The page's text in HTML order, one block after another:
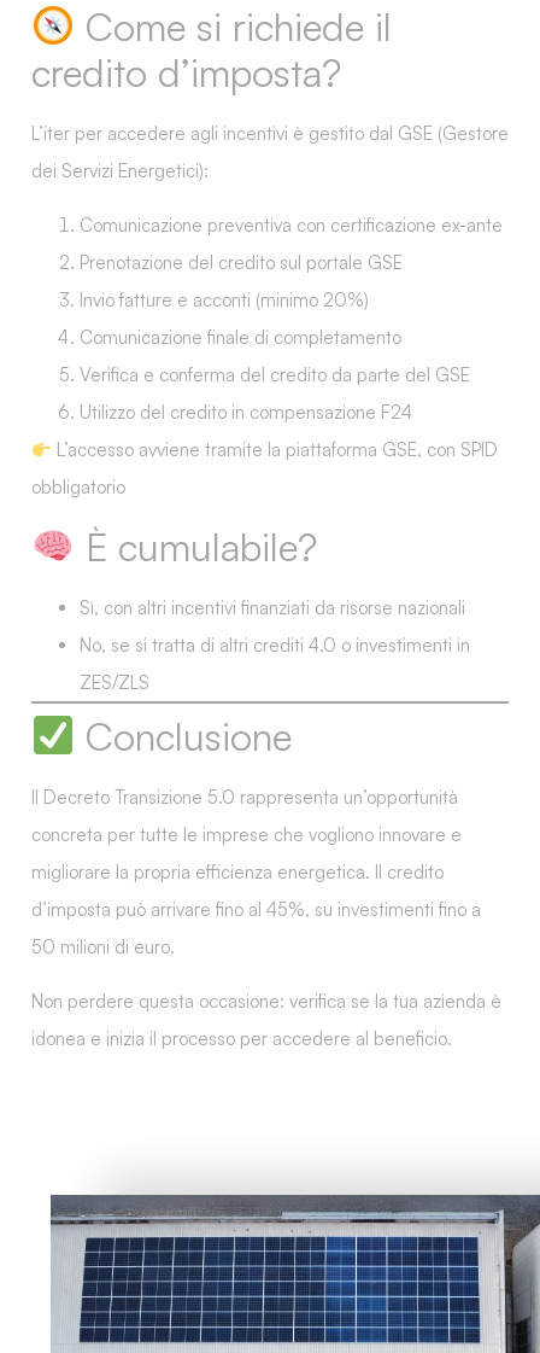
Come si richiede il
credito d’imposta?
L’iter per accedere agli incentivi è gestito dal GSE (Gestore
dei Servizi Energetici):
Comunicazione preventiva con certificazione ex-ante
Prenotazione del credito sul portale GSE
Invio fatture e acconti (minimo 20%)
Comunicazione finale di completamento
Verifica e conferma del credito da parte del GSE
Utilizzo del credito in compensazione F24
L’accesso avviene tramite la piattaforma GSE, con SPID
obbligatorio
È cumulabile?
Sì, con altri incentivi finanziati da risorse nazionali
No, se si tratta di altri crediti 4.0 o investimenti in
ZES/ZLS
Conclusione
Il Decreto Transizione 5.0 rappresenta un’opportunità
concreta per tutte le imprese che vogliono innovare e
migliorare la propria efficienza energetica. Il credito
d’imposta può arrivare fino al 45%, su investimenti fino a
50 milioni di euro.
Non perdere questa occasione: verifica se la tua azienda è
idonea e inizia il processo per accedere al beneficio.